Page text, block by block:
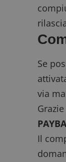
Se
via
Il